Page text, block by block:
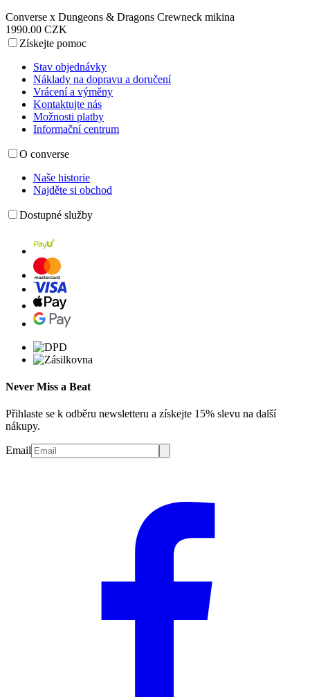
Converse x Dungeons & Dragons Crewneck mikina
1990.00 CZK
Získejte pomoc
Stav objednávky
Náklady na dopravu a doručení
Vrácení a výměny
Kontaktujte nás
Možnosti platby
Informační centrum
O converse
Naše historie
Najděte si obchod
Dostupné služby
Never Miss a Beat
Přihlaste se k odběru newsletteru a získejte 15% slevu na další
nákupy.
Email